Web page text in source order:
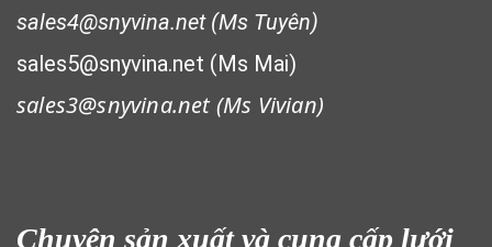
LƯỚI XÂY DỰNG
sales4@snyvina.net (Ms Tuyên)
sales5@snyvina.net (Ms Mai)
sales3@snyvina.net (Ms Vivian)
Chuyên sản xuất và cung cấp lưới